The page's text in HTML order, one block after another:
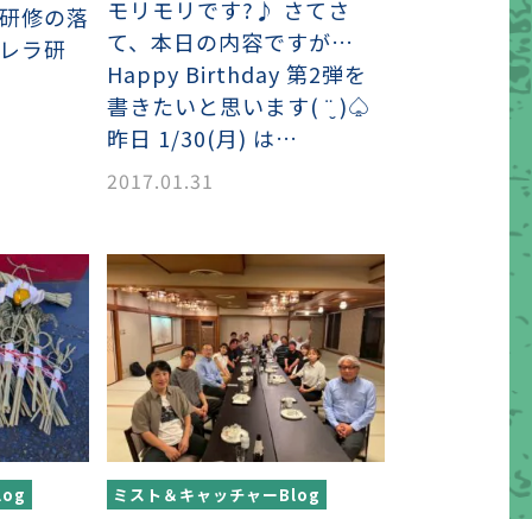
修の落
ラ研
モリモリです?♪ さてさ
て、本日の内容ですが…
Happy Birthday 第2弾を
書きたいと思います( ¨̮ )♤
昨日 1/30(月) は…
2017.01.31
ミスト＆キャッチャーBlog